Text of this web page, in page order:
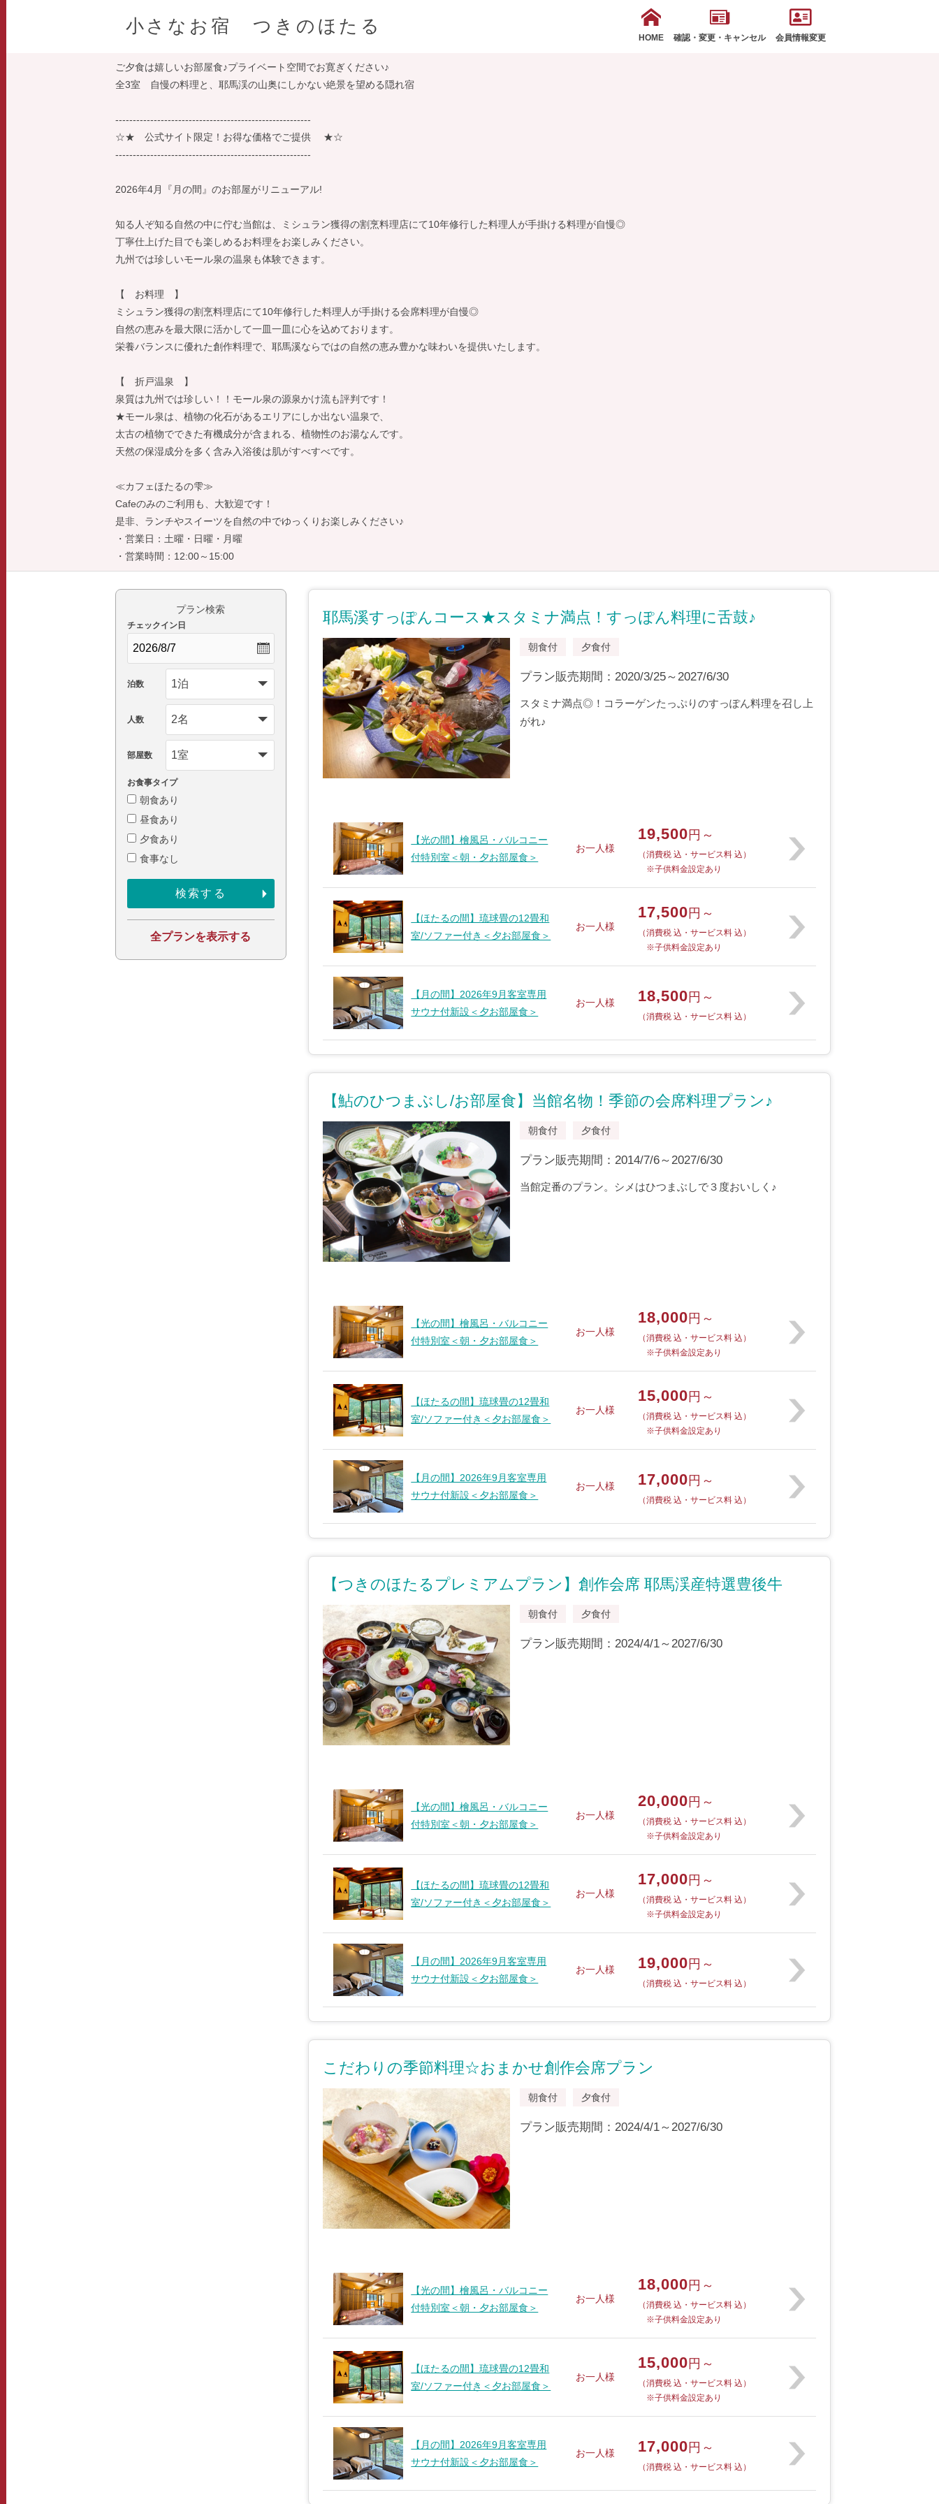
小さなお宿 つきのほたる
HOME 確認・変更・キャンセル 会員情報変更
ご夕食は嬉しいお部屋食♪プライベート空間でお寛ぎください♪
全3室 自慢の料理と、耶馬渓の山奥にしかない絶景を望める隠れ宿
--------------------------------------------------------
☆★ 公式サイト限定！お得な価格でご提供 ★☆
--------------------------------------------------------
2026年4月『月の間』のお部屋がリニューアル!
知る人ぞ知る自然の中に佇む当館は、ミシュラン獲得の割烹料理店にて10年修行した料理人が手掛ける料理が自慢◎
丁寧仕上げた目でも楽しめるお料理をお楽しみください。
九州では珍しいモール泉の温泉も体験できます。
【 お料理 】
ミシュラン獲得の割烹料理店にて10年修行した料理人が手掛ける会席料理が自慢◎
自然の恵みを最大限に活かして一皿一皿に心を込めております。
栄養バランスに優れた創作料理で、耶馬溪ならではの自然の恵み豊かな味わいを提供いたします。
【 折戸温泉 】
泉質は九州では珍しい！！モール泉の源泉かけ流も評判です！
★モール泉は、植物の化石があるエリアにしか出ない温泉で、
太古の植物でできた有機成分が含まれる、植物性のお湯なんです。
天然の保湿成分を多く含み入浴後は肌がすべすべです。
≪カフェほたるの雫≫
Cafeのみのご利用も、大歓迎です！
是非、ランチやスイーツを自然の中でゆっくりお楽しみください♪
・営業日：土曜・日曜・月曜
・営業時間：12:00～15:00
プラン検索
チェックイン日
泊数
人数
部屋数
お食事タイプ
朝食あり
昼食あり
夕食あり
食事なし
全プランを表示する
耶馬溪すっぽんコース★スタミナ満点！すっぽん料理に舌鼓♪
朝食付 夕食付
プラン販売期間：2020/3/25～2027/6/30
スタミナ満点◎！コラーゲンたっぷりのすっぽん料理を召し上
がれ♪
【光の間】檜風呂・バルコニー
付特別室＜朝・夕お部屋食＞
お一人様
19,500 円～
（消費税 込・サービス料 込）
※子供料金設定あり
【ほたるの間】琉球畳の12畳和
室/ソファー付き＜夕お部屋食＞
お一人様
17,500 円～
（消費税 込・サービス料 込）
※子供料金設定あり
【月の間】2026年9月客室専用
サウナ付新設＜夕お部屋食＞
お一人様 18,500円～
（消費税 込・サービス料 込）
【鮎のひつまぶし/お部屋食】当館名物！季節の会席料理プラン♪
朝食付 夕食付
プラン販売期間：2014/7/6～2027/6/30
当館定番のプラン。シメはひつまぶしで３度おいしく♪
【光の間】檜風呂・バルコニー
付特別室＜朝・夕お部屋食＞
お一人様
18,000 円～
（消費税 込・サービス料 込）
※子供料金設定あり
【ほたるの間】琉球畳の12畳和
室/ソファー付き＜夕お部屋食＞
お一人様
15,000 円～
（消費税 込・サービス料 込）
※子供料金設定あり
【月の間】2026年9月客室専用
サウナ付新設＜夕お部屋食＞
お一人様 17,000円～
（消費税 込・サービス料 込）
【つきのほたるプレミアムプラン】創作会席 耶馬渓産特選豊後牛
朝食付 夕食付
プラン販売期間：2024/4/1～2027/6/30
【光の間】檜風呂・バルコニー
付特別室＜朝・夕お部屋食＞
お一人様
20,000 円～
（消費税 込・サービス料 込）
※子供料金設定あり
【ほたるの間】琉球畳の12畳和
室/ソファー付き＜夕お部屋食＞
お一人様
17,000 円～
（消費税 込・サービス料 込）
※子供料金設定あり
【月の間】2026年9月客室専用
サウナ付新設＜夕お部屋食＞
お一人様 19,000円～
（消費税 込・サービス料 込）
こだわりの季節料理☆おまかせ創作会席プラン
朝食付 夕食付
プラン販売期間：2024/4/1～2027/6/30
【光の間】檜風呂・バルコニー
付特別室＜朝・夕お部屋食＞
お一人様
18,000 円～
（消費税 込・サービス料 込）
※子供料金設定あり
【ほたるの間】琉球畳の12畳和
室/ソファー付き＜夕お部屋食＞
お一人様
15,000 円～
（消費税 込・サービス料 込）
※子供料金設定あり
【月の間】2026年9月客室専用
サウナ付新設＜夕お部屋食＞
お一人様 17,000円～
（消費税 込・サービス料 込）